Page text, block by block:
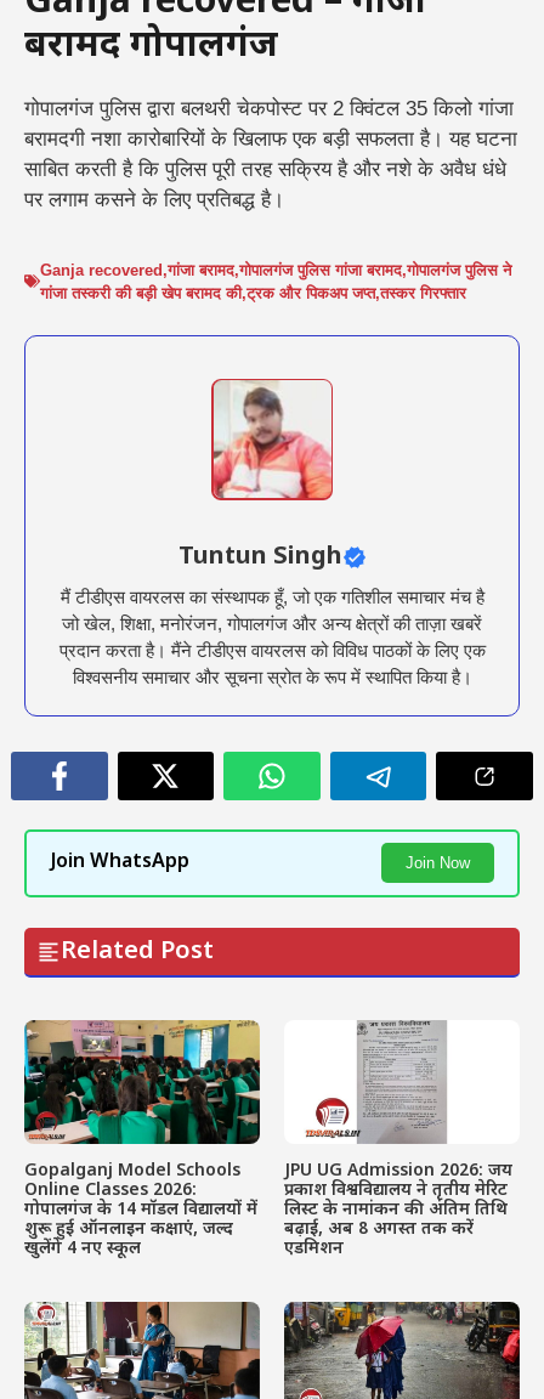
बरामद गोपालगंज
गोपालगंज पुलिस द्वारा बलथरी चेकपोस्ट पर 2 क्विंटल 35 किलो गांजा
बरामदगी नशा कारोबारियों के खिलाफ एक बड़ी सफलता है। यह घटना
साबित करती है कि पुलिस पूरी तरह सक्रिय है और नशे के अवैध धंधे
पर लगाम कसने के लिए प्रतिबद्ध है।
Ganja recovered,गांजा बरामद,गोपालगंज पुलिस गांजा बरामद,गोपालगंज पुलिस ने
गांजा तस्करी की बड़ी खेप बरामद की,ट्रक और पिकअप जप्त,तस्कर गिरफ्तार
Tuntun Singh
मैं टीडीएस वायरलस का संस्थापक हूँ, जो एक गतिशील समाचार मंच है
जो खेल, शिक्षा, मनोरंजन, गोपालगंज और अन्य क्षेत्रों की ताज़ा खबरें
प्रदान करता है। मैंने टीडीएस वायरलस को विविध पाठकों के लिए एक
विश्वसनीय समाचार और सूचना स्रोत के रूप में स्थापित किया है।
Join WhatsApp Join Now
Related Post
Gopalganj Model Schools
Online Classes 2026:
गोपालगंज के 14 मॉडल विद्यालयों में
शुरू हुई ऑनलाइन कक्षाएं, जल्द
खुलेंगे 4 नए स्कूल
JPU UG Admission 2026: जय
प्रकाश विश्वविद्यालय ने तृतीय मेरिट
लिस्ट के नामांकन की अंतिम तिथि
बढ़ाई, अब 8 अगस्त तक करें
एडमिशन